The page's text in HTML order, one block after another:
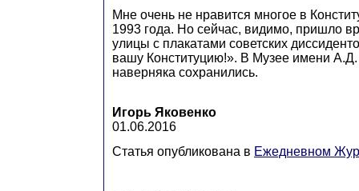
Мне очень не нравится многое в
1993 года. Но сейчас, видимо, пришло
улицы с плакатами советских
вашу Конституцию!». В Музее имени
наверняка сохранились.
Игорь Яковенко
01.06.2016
Статья опубликована в Ежедневном